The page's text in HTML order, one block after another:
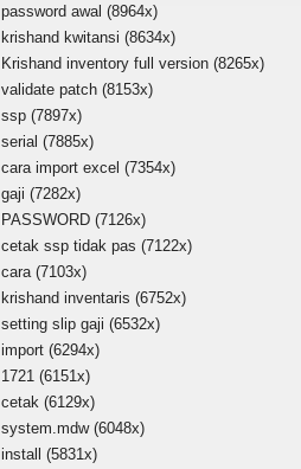
password awal (8964x)
krishand kwitansi (8634x)
Krishand inventory full version (8265x)
validate patch(8153x)
ssp(7897x)
serial (7885x)
cara import excel (7354x)
gaji (7282x)
PASSWORD (7126x)
cetak ssp tidak pas (7122x)
cara (7103x)
krishand inventaris (6752x)
setting slip gaji (6532x)
import (6294x)
1721 (6151x)
cetak (6129x)
system.mdw(6048x)
install (5831x)